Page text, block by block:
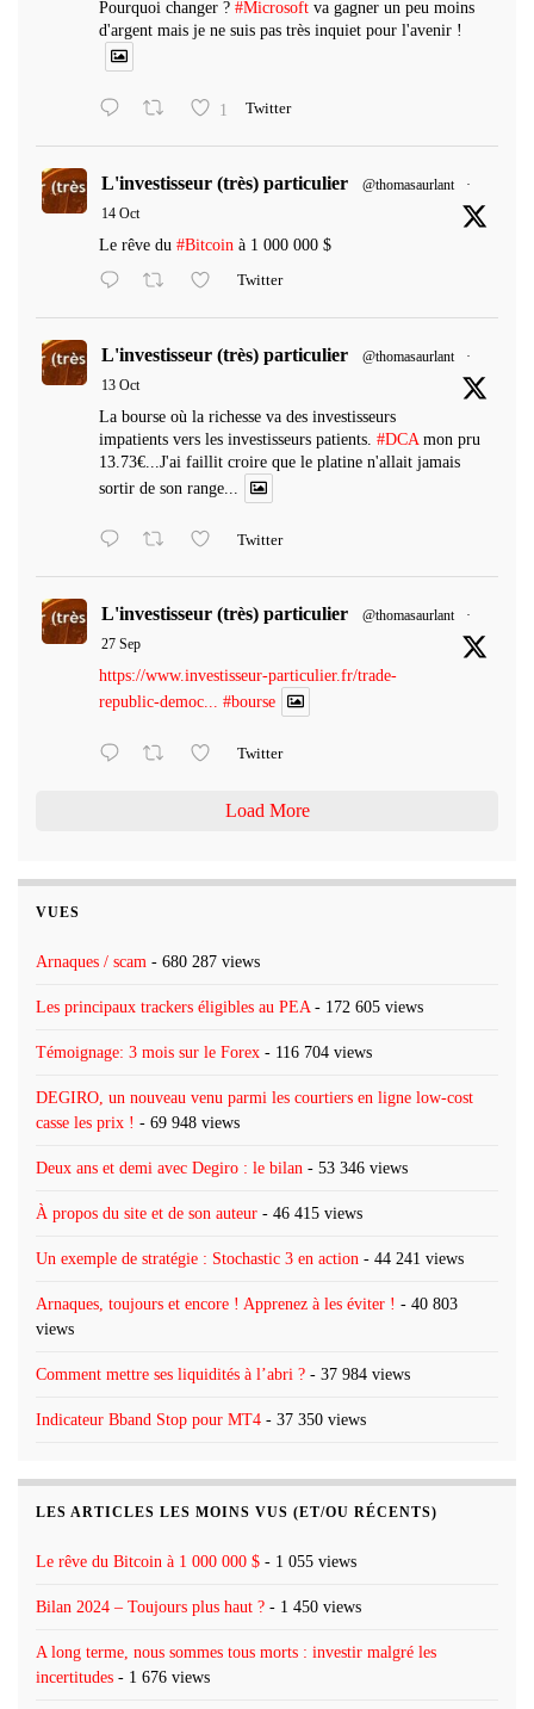
Pourquoi changer ? #Microsoft va gagner un peu moins
d'argent mais je ne suis pas très inquiet pour l'avenir !
1 Twitter
L'investisseur (très) particulier @thomasaurlant
·
14 Oct
Le rêve du #Bitcoin à 1 000 000 $
Twitter
L'investisseur (très) particulier @thomasaurlant
·
13 Oct
La bourse où la richesse va des investisseurs
impatients vers les investisseurs patients. #DCA mon pru
13.73€...J'ai faillit croire que le platine n'allait jamais
sortir de son range...
Twitter
L'investisseur (très) particulier @thomasaurlant
·
27 Sep
https://www.investisseur-particulier.fr/trade-
republic-democ... #bourse
Twitter
Load More
VUES
Arnaques / scam - 680 287 views
Les principaux trackers éligibles au PEA - 172 605 views
Témoignage: 3 mois sur le Forex - 116 704 views
DEGIRO, un nouveau venu parmi les courtiers en ligne low-cost
casse les prix ! - 69 948 views
Deux ans et demi avec Degiro : le bilan - 53 346 views
À propos du site et de son auteur - 46 415 views
Un exemple de stratégie : Stochastic 3 en action - 44 241 views
Arnaques, toujours et encore ! Apprenez à les éviter ! - 40 803
views
Comment mettre ses liquidités à l’abri ? - 37 984 views
Indicateur Bband Stop pour MT4 - 37 350 views
LES ARTICLES LES MOINS VUS (ET/OU RÉCENTS)
Le rêve du Bitcoin à 1 000 000 $ - 1 055 views
Bilan 2024 – Toujours plus haut ? - 1 450 views
A long terme, nous sommes tous morts : investir malgré les
incertitudes - 1 676 views